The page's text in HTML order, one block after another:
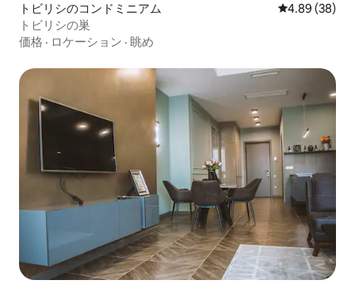
トビリシのコンドミニアム レビュー38
4.89 (38)
トビリシの巣
価格 · ロケーション · 眺め